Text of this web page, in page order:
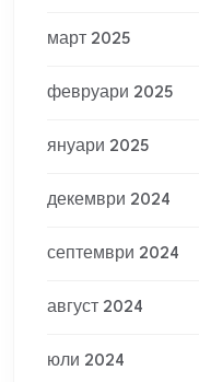
март 2025
февруари 2025
януари 2025
декември 2024
септември 2024
август 2024
юли 2024